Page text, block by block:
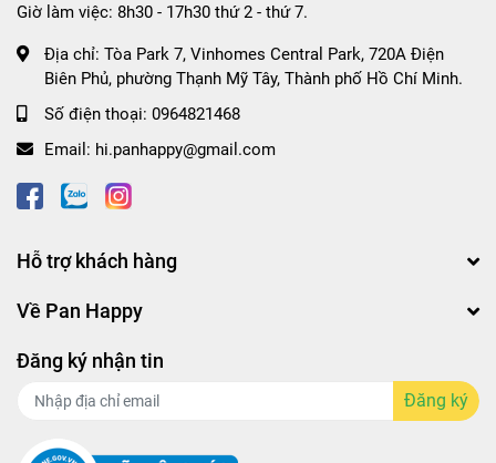
Giờ làm việc: 8h30 - 17h30 thứ 2 - thứ 7.
Địa chỉ: Tòa Park 7, Vinhomes Central Park, 720A Điện
Biên Phủ, phường Thạnh Mỹ Tây, Thành phố Hồ Chí Minh.
Số điện thoại: 0964821468
Email: hi.panhappy@gmail.com
Hỗ trợ khách hàng
Về Pan Happy
Đăng ký nhận tin
Đăng ký